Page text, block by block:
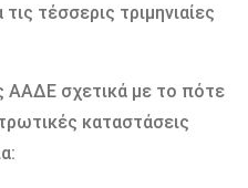
τέσσερις τριμηνιαίες
ΑΑΔΕ σχετικά με το πότε
καταστάσεις